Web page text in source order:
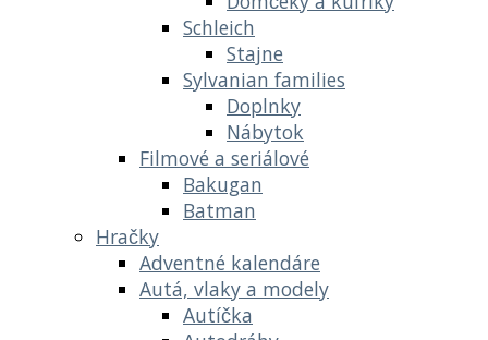
Schleich
Stajne
Sylvanian families
Doplnky
Nábytok
Filmové a seriálové
Bakugan
Batman
Hračky
Adventné kalendáre
Autá, vlaky a modely
Autíčka